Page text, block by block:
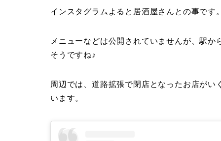
インスタグラムよると居酒屋さんとの事です
メニューなどは公開されていませんが、駅
そうですね♪
周辺では、道路拡張で閉店となったお店が
います。